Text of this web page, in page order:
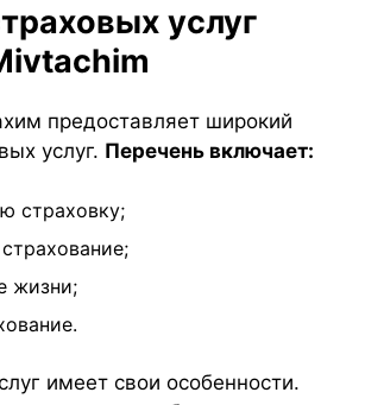
услуг
предоставляет широкий
услуг. Перечень включает:
страховку;
жизни;
имеет свои особенности.